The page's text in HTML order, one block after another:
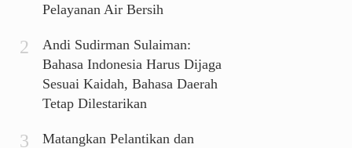
Pelayanan Air Bersih
Andi Sudirman Sulaiman:
Bahasa Indonesia Harus Dijaga
Sesuai Kaidah, Bahasa Daerah
Tetap Dilestarikan
Matangkan Pelantikan dan